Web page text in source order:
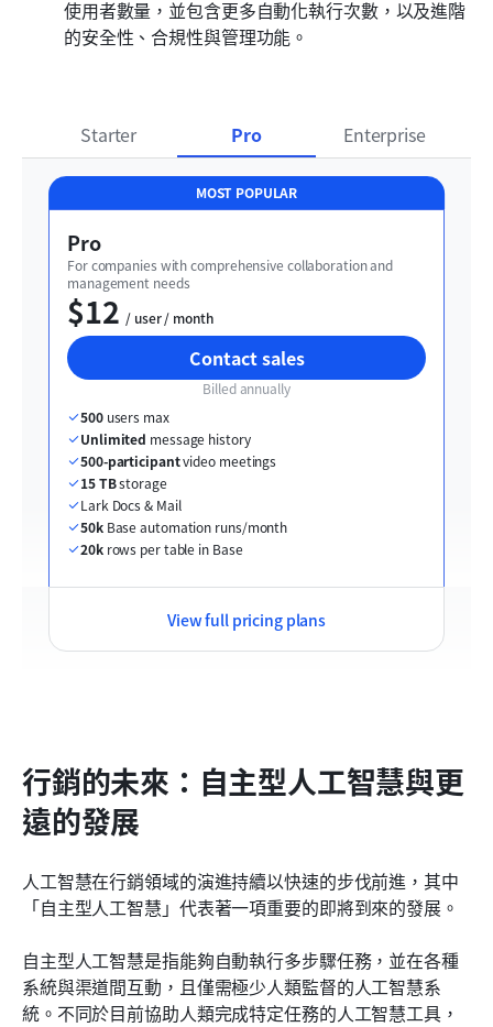
使用者數量，並包含更多自動化執行次數，以及進階
的安全性、合規性與管理功能。
Starter Pro Enterprise
MOST POPULAR
Pro
For companies with comprehensive collaboration and
management needs
$12
  / user / month
Contact sales
Billed annually
500 users max
Unlimited message history
500-participant video meetings
15 TB storage
Lark Docs & Mail
50k Base automation runs/month
20k rows per table in Base
View full pricing plans
行銷的未來：自主型人工智慧與更
遠的發展
人工智慧在行銷領域的演進持續以快速的步伐前進，其中
「自主型人工智慧」代表著一項重要的即將到來的發展。
自主型人工智慧是指能夠自動執行多步驟任務，並在各種
系統與渠道間互動，且僅需極少人類監督的人工智慧系
統。不同於目前協助人類完成特定任務的人工智慧工具，